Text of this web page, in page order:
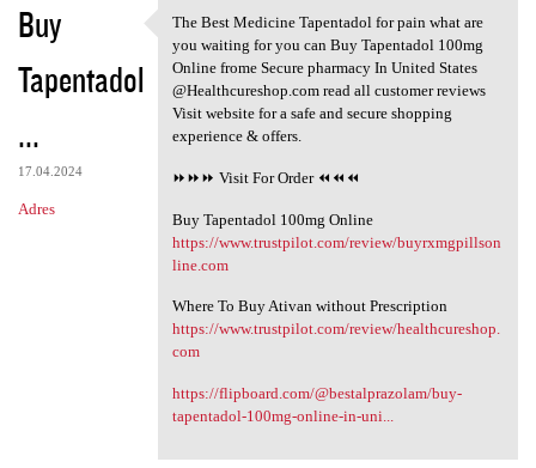
Buy
Tapentadol
...
17.04.2024
Adres
The Best Medicine Tapentadol
The Best Medicine Tapentadol for pain what are
you waiting for you can Buy Tapentadol 100mg
Online frome Secure pharmacy In United States
@Healthcureshop.com read all customer reviews
Visit website for a safe and secure shopping
experience & offers.
⏩⏩⏩ Visit For Order ⏪⏪⏪
Buy Tapentadol 100mg Online
https://www.trustpilot.com/review/buyrxmgpillson
line.com
Where To Buy Ativan without Prescription
https://www.trustpilot.com/review/healthcureshop.
com
https://flipboard.com/@bestalprazolam/buy-
tapentadol-100mg-online-in-uni...